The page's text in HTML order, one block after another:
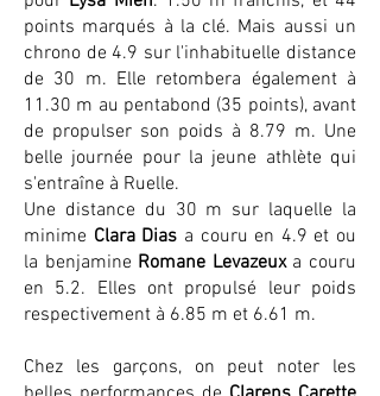
points marqués à la clé. Mais aussi un
chrono de 4.9 sur l'inhabituelle distance
de 30 m. Elle retombera également à
11.30 m au pentabond (35 points), avant
de propulser son poids à 8.79 m. Une
belle journée pour la jeune athlète qui
s'entraîne à Ruelle.
Une distance du 30 m sur laquelle la
minime Clara Dias a couru en 4.9 et ou
la benjamine Romane Levazeuxa couru
en 5.2. Elles ont propulsé leur poids
respectivement à 6.85 m et 6.61 m.
Chez les garçons, on peut noter les